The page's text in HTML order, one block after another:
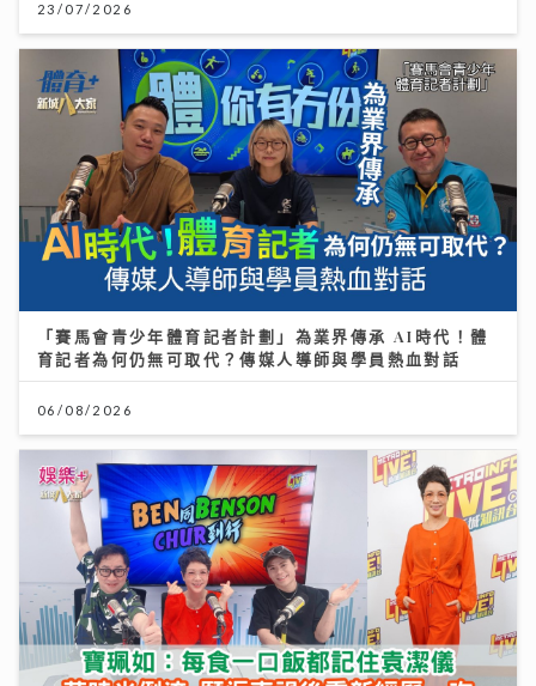
23/07/2026
「賽馬會青少年體育記者計劃」為業界傳承 AI時代！體
育記者為何仍無可取代？傳媒人導師與學員熱血對話
06/08/2026